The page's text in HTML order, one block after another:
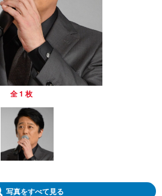
全 1 枚
写真をすべて見る